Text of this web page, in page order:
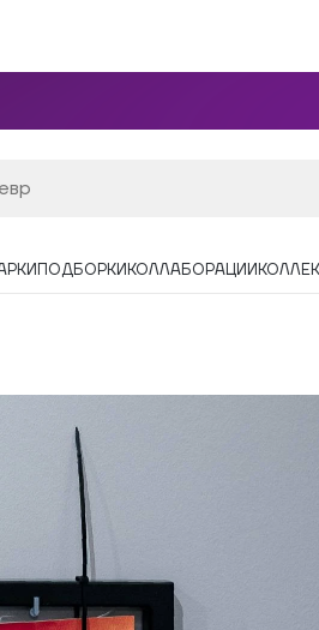
ПОДБОРКИ КОЛЛАБОРАЦИИ